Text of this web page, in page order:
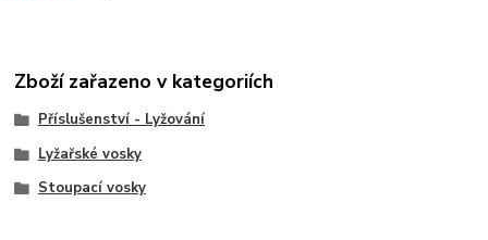
Zboží zařazeno v kategoriích
Příslušenství - Lyžování
Lyžařské vosky
Stoupací vosky